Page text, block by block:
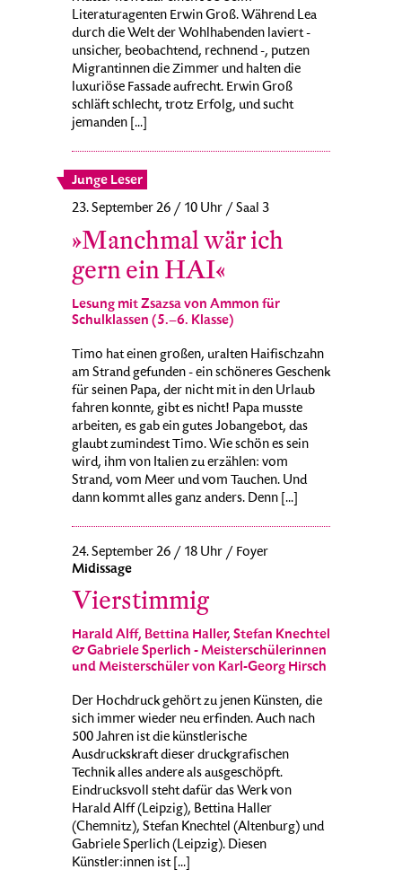
Literaturagenten Erwin Groß. Während Lea
durch die Welt der Wohlhabenden laviert -
unsicher, beobachtend, rechnend -, putzen
Migrantinnen die Zimmer und halten die
luxuriöse Fassade aufrecht. Erwin Groß
schläft schlecht, trotz Erfolg, und sucht
jemanden [...]
Junge Leser
23. September 26 / 10 Uhr / Saal 3
»Manchmal wär ich
gern ein HAI«
Lesung mit Zsazsa von Ammon für
Schulklassen (5.–6. Klasse)
Timo hat einen großen, uralten Haifischzahn
am Strand gefunden - ein schöneres Geschenk
für seinen Papa, der nicht mit in den Urlaub
fahren konnte, gibt es nicht! Papa musste
arbeiten, es gab ein gutes Jobangebot, das
glaubt zumindest Timo. Wie schön es sein
wird, ihm von Italien zu erzählen: vom
Strand, vom Meer und vom Tauchen. Und
dann kommt alles ganz anders. Denn [...]
24. September 26 / 18 Uhr / Foyer
Midissage
Vierstimmig
Harald Alff, Bettina Haller, Stefan Knechtel
& Gabriele Sperlich - Meisterschülerinnen
und Meisterschüler von Karl-Georg Hirsch
Der Hochdruck gehört zu jenen Künsten, die
sich immer wieder neu erfinden. Auch nach
500 Jahren ist die künstlerische
Ausdruckskraft dieser druckgrafischen
Technik alles andere als ausgeschöpft.
Eindrucksvoll steht dafür das Werk von
Harald Alff (Leipzig), Bettina Haller
(Chemnitz), Stefan Knechtel (Altenburg) und
Gabriele Sperlich (Leipzig). Diesen
Künstler:innen ist [...]